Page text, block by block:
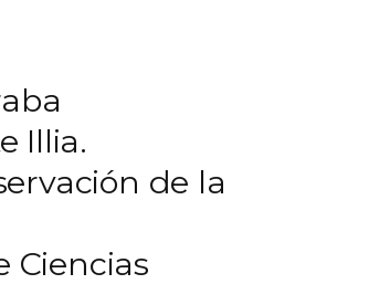
Illia.
de la
Ciencias